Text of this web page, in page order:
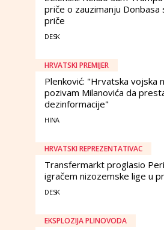
priče o zauzimanju Donbasa
priče
DESK
HRVATSKI PREMIJER
Plenković: "Hrvatska vojska
pozivam Milanovića da
dezinformacije"
HINA
HRVATSKI REPREZENTATIVAC
Transfermarkt proglasio
igračem nizozemske lige u
DESK
EKSPLOZIJA PLINOVODA